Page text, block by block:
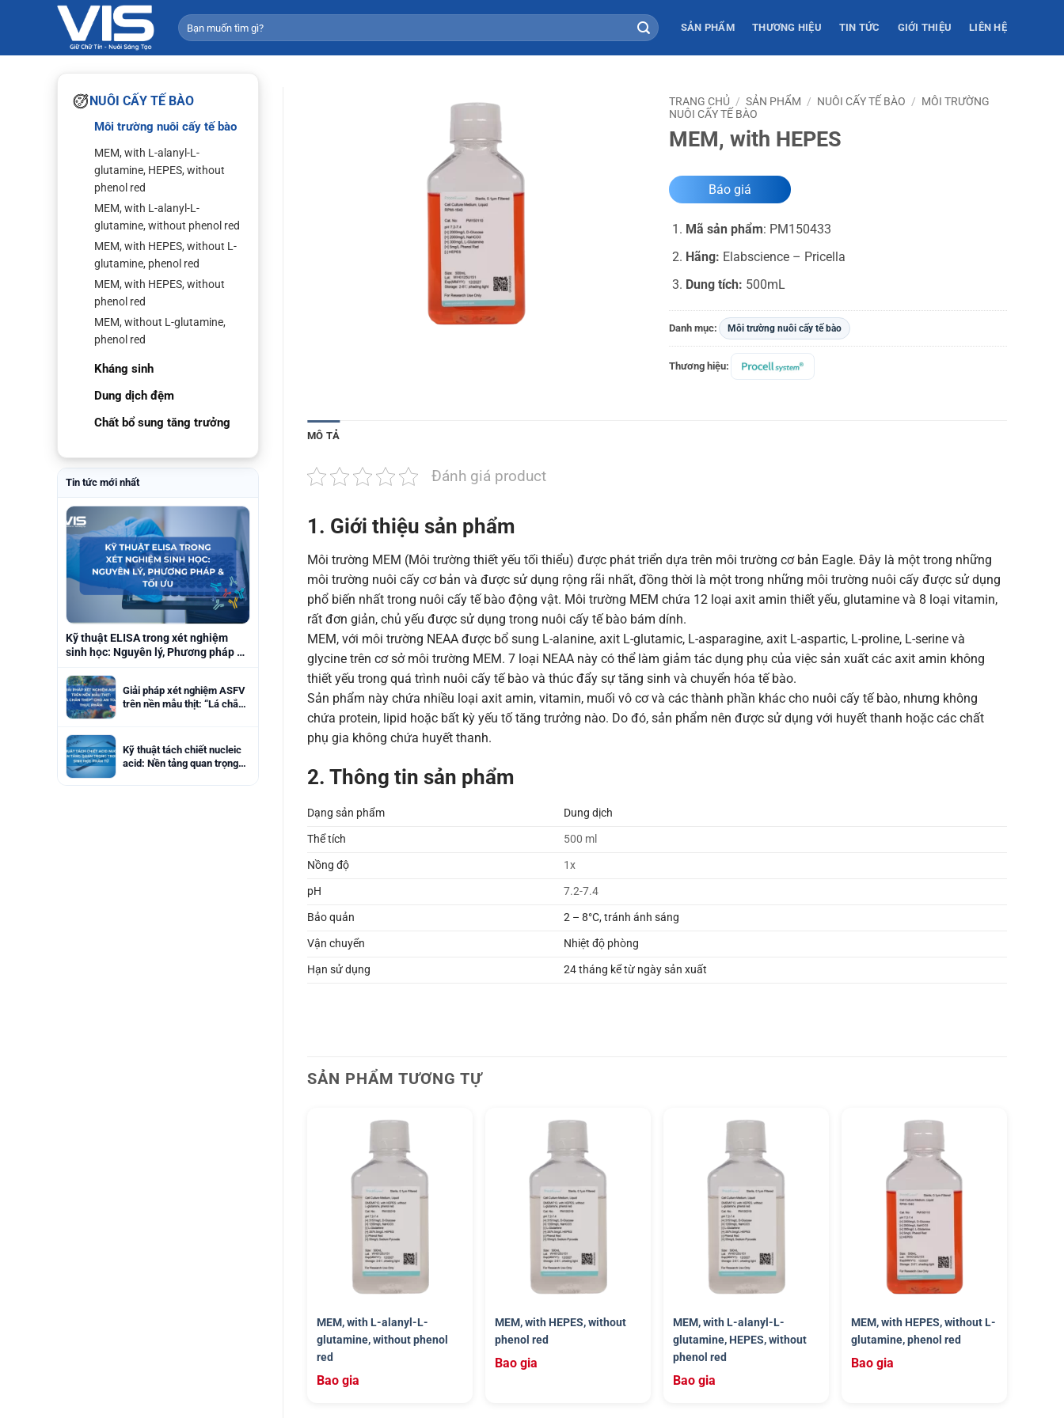
Tìm
kiếm:
SẢN PHẨM THƯƠNG HIỆU TIN TỨC GIỚI THIỆU LIÊN HỆ
NUÔI CẤY TẾ BÀO
Môi trường nuôi cấy tế bào
MEM, with L-alanyl-L-
glutamine, HEPES, without
phenol red
MEM, with L-alanyl-L-
glutamine, without phenol red
MEM, with HEPES, without L-
glutamine, phenol red
MEM, with HEPES, without
phenol red
MEM, without L-glutamine,
phenol red
Kháng sinh
Dung dịch đệm
Chất bổ sung tăng trưởng
Tin tức mới nhất
Kỹ thuật ELISA trong xét nghiệm
sinh học: Nguyên lý, Phương pháp &
Giải pháp xét nghiệm ASFV
trên nền mẫu thịt: “Lá chắn
Kỹ thuật tách chiết nucleic
acid: Nền tảng quan trọng
TRANG CHỦ / SẢN PHẨM / NUÔI CẤY TẾ BÀO / MÔI TRƯỜNG
NUÔI CẤY TẾ BÀO
MEM, with HEPES
Báo giá
Mã sản phẩm: PM150433
Hãng: Elabscience – Pricella
Dung tích: 500mL
Danh mục: Môi trường nuôi cấy tế bào
Thương hiệu:
MÔ TẢ
Đánh giá product
1. Giới thiệu sản phẩm
Môi trường MEM (Môi trường thiết yếu tối thiểu) được phát triển dựa trên môi trường cơ bản Eagle. Đây là một trong những
môi trường nuôi cấy cơ bản và được sử dụng rộng rãi nhất, đồng thời là một trong những môi trường nuôi cấy được sử dụng
phổ biến nhất trong nuôi cấy tế bào động vật. Môi trường MEM chứa 12 loại axit amin thiết yếu, glutamine và 8 loại vitamin,
rất đơn giản, chủ yếu được sử dụng trong nuôi cấy tế bào bám dính.
MEM, với môi trường NEAA được bổ sung L-alanine, axit L-glutamic, L-asparagine, axit L-aspartic, L-proline, L-serine và
glycine trên cơ sở môi trường MEM. 7 loại NEAA này có thể làm giảm tác dụng phụ của việc sản xuất các axit amin không
thiết yếu trong quá trình nuôi cấy tế bào và thúc đẩy sự tăng sinh và chuyển hóa tế bào.
Sản phẩm này chứa nhiều loại axit amin, vitamin, muối vô cơ và các thành phần khác cho nuôi cấy tế bào, nhưng không
chứa protein, lipid hoặc bất kỳ yếu tố tăng trưởng nào. Do đó, sản phẩm nên được sử dụng với huyết thanh hoặc các chất
phụ gia không chứa huyết thanh.
2. Thông tin sản phẩm
Dạng sản phẩm
Dung dịch
Thể tích
500 ml
Nồng độ
1x
pH
7.2-7.4
Bảo quản
2 – 8°C, tránh ánh sáng
Vận chuyển
Nhiệt độ phòng
Hạn sử dụng
24 tháng kể từ ngày sản xuất
SẢN PHẨM TƯƠNG TỰ
MEM, with L-alanyl-L-
glutamine, without phenol
red
Bao gia
MEM, with HEPES, without
phenol red
Bao gia
MEM, with L-alanyl-L-
glutamine, HEPES, without
phenol red
Bao gia
MEM, with HEPES, without L-
glutamine, phenol red
Bao gia